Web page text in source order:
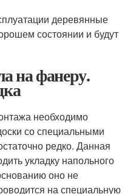
деревянные
состоянии и будут
на фанеру.
необходимо
со специальными
редко. Данная
укладку напольного
оно не
на специальную